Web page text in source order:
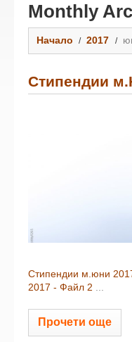
Monthly
Начало 2017
Стипендии
Стипендии м.юни
2017 - Файл 2 ...
Прочети още